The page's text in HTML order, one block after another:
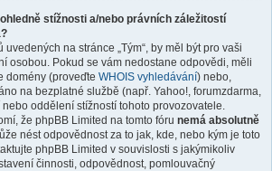
stížnosti a/nebo právních záležitostí
na stránce „Tým“, by měl být pro vaši
osobou. Pokud se vám nedostane odpovědi, měli
domény (proveďte WHOIS vyhledávání) nebo,
na bezplatné službě (např. Yahoo!, forumzdarma,
oddělení stížností tohoto provozovatele.
že phpBB Limited na tomto fóru nemá absolutně
nést odpovědnost za to jak, kde, nebo kým je toto
phpBB Limited v souvislosti s jakýmikoliv
činnosti, odpovědnost, pomlouvačný